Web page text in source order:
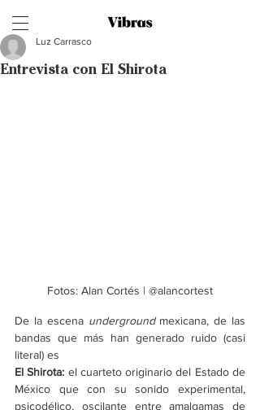
Entrevista con El Shirota
Luz Carrasco
Fotos: Alan Cortés | @alancortest
De la escena underground mexicana, de las
bandas que más han generado ruido (casi
literal) es
El Shirota: el cuarteto originario del Estado de
México que con su sonido experimental,